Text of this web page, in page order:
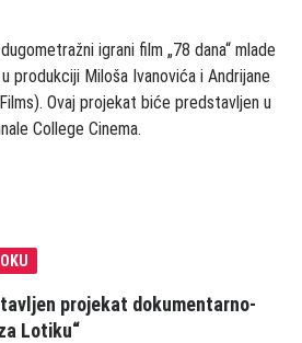
igrani film „78 dana“ mlade
produkciji Miloša Ivanovića i Andrijane
Ovaj projekat biće predstavljen u
College Cinema.
projekat dokumentarno-
Lotiku“